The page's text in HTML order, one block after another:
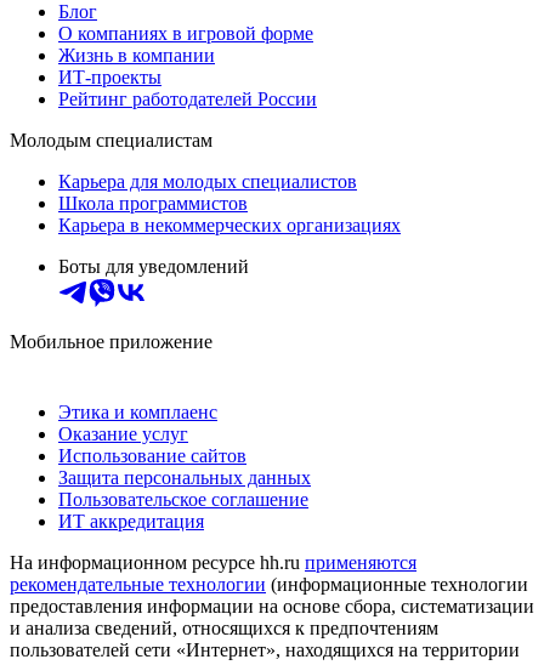
Блог
О компаниях в игровой форме
Жизнь в компании
ИТ-проекты
Рейтинг работодателей России
Молодым специалистам
Карьера для молодых специалистов
Школа программистов
Карьера в некоммерческих организациях
Боты для уведомлений
Мобильное приложение
Этика и комплаенс
Оказание услуг
Использование сайтов
Защита персональных данных
Пользовательское соглашение
ИТ аккредитация
На информационном ресурсе hh.ru применяются
рекомендательные технологии (информационные технологии
предоставления информации на основе сбора, систематизации
и анализа сведений, относящихся к предпочтениям
пользователей сети «Интернет», находящихся на территории